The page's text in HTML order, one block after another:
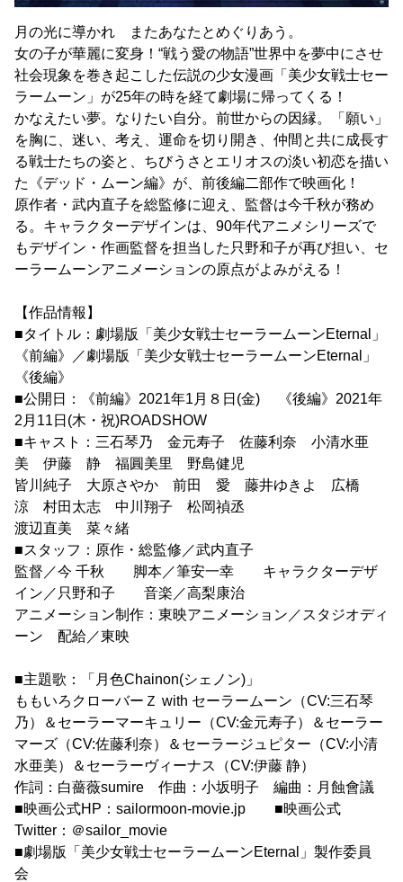
月の光に導かれ またあなたとめぐりあう。
女の子が華麗に変身！“戦う愛の物語”世界中を夢中にさせ
社会現象を巻き起こした伝説の少女漫画「美少女戦士セー
ラームーン」が25年の時を経て劇場に帰ってくる！
かなえたい夢。なりたい自分。前世からの因縁。「願い」
を胸に、迷い、考え、運命を切り開き、仲間と共に成長す
る戦士たちの姿と、ちびうさとエリオスの淡い初恋を描い
た《デッド・ムーン編》が、前後編二部作で映画化！
原作者・武内直子を総監修に迎え、監督は今千秋が務め
る。キャラクターデザインは、90年代アニメシリーズで
もデザイン・作画監督を担当した只野和子が再び担い、セ
ーラームーンアニメーションの原点がよみがえる！
【作品情報】
■タイトル：劇場版「美少女戦士セーラームーンEternal」
《前編》／劇場版「美少女戦士セーラームーンEternal」
《後編》
■公開日：《前編》2021年1月８日(金) 《後編》2021年
2月11日(木・祝)ROADSHOW
■キャスト：三石琴乃 金元寿子 佐藤利奈 小清水亜
美 伊藤 静 福圓美里 野島健児
皆川純子 大原さやか 前田 愛 藤井ゆきよ 広橋
涼 村田太志 中川翔子 松岡禎丞
渡辺直美 菜々緒
■スタッフ：原作・総監修／武内直子
監督／今 千秋 脚本／筆安一幸 キャラクターデザ
イン／只野和子 音楽／高梨康治
アニメーション制作：東映アニメーション／スタジオディ
ーン 配給／東映
■主題歌：「月色Chainon(シェノン)」
ももいろクローバーＺ with セーラームーン（CV:三石琴
乃）＆セーラーマーキュリー（CV:金元寿子）＆セーラー
マーズ（CV:佐藤利奈）＆セーラージュピター（CV:小清
水亜美）＆セーラーヴィーナス（CV:伊藤 静）
作詞：白薔薇sumire 作曲：小坂明子 編曲：月蝕會議
■映画公式HP：sailormoon-movie.jp ■映画公式
Twitter：＠sailor_movie
■劇場版「美少女戦士セーラームーンEternal」製作委員
会